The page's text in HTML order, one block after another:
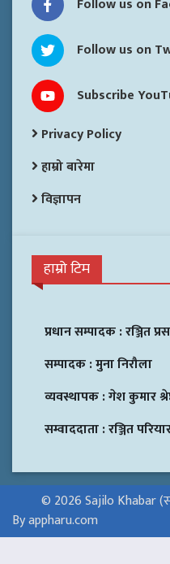
Follow us on
Subscribe
Privacy Policy
हाम्रो बारेमा
विज्ञापन
हाम्रो टिम
प्रधान सम्पादक :रञ्जित
सम्पादक :मुना निरौला
व्यवस्थापक :गेश कुमार
सम्वाददाता :रञ्जित
© 2026 Sajilo Khabar
By appharu.com